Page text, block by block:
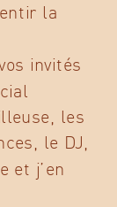
la
invités
les
le DJ,
et j’en